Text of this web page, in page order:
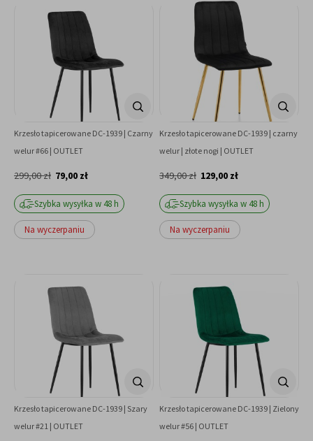
Krzesło tapicerowane DC-1939 | Czarny
welur #66 | OUTLET
79,00 zł
299,00 zł
Szybka wysyłka w 48 h
Na wyczerpaniu
Krzesło tapicerowane DC-1939 | czarny
welur | złote nogi | OUTLET
129,00 zł
349,00 zł
Szybka wysyłka w 48 h
Na wyczerpaniu
Krzesło tapicerowane DC-1939 | Szary
welur #21 | OUTLET
Krzesło tapicerowane DC-1939 | Zielony
welur #56 | OUTLET